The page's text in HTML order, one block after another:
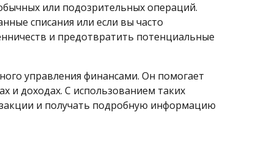
или подозрительных операций.
списания или если вы часто
и предотвратить потенциальные
управления финансами. Он помогает
и доходах. С использованием таких
и получать подробную информацию